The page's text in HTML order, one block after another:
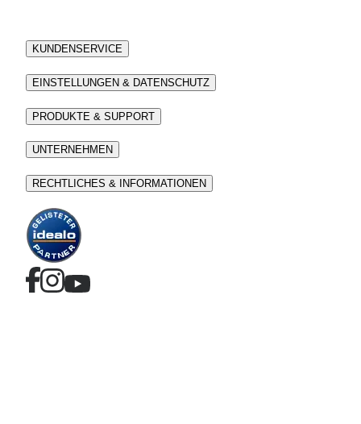
KUNDENSERVICE
EINSTELLUNGEN & DATENSCHUTZ
PRODUKTE & SUPPORT
UNTERNEHMEN
RECHTLICHES & INFORMATIONEN